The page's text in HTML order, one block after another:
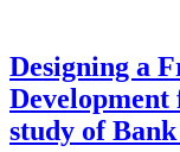
Designing a
study of